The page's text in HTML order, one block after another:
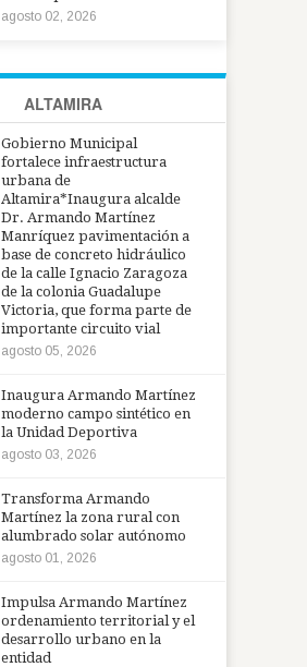
agosto 02, 2026
ALTAMIRA
Gobierno Municipal
fortalece infraestructura
urbana de
Altamira*Inaugura alcalde
Dr. Armando Martínez
Manríquez pavimentación a
base de concreto hidráulico
de la calle Ignacio Zaragoza
de la colonia Guadalupe
Victoria, que forma parte de
importante circuito vial
agosto 05, 2026
Inaugura Armando Martínez
moderno campo sintético en
la Unidad Deportiva
agosto 03, 2026
Transforma Armando
Martínez la zona rural con
alumbrado solar autónomo
agosto 01, 2026
Impulsa Armando Martínez
ordenamiento territorial y el
desarrollo urbano en la
entidad